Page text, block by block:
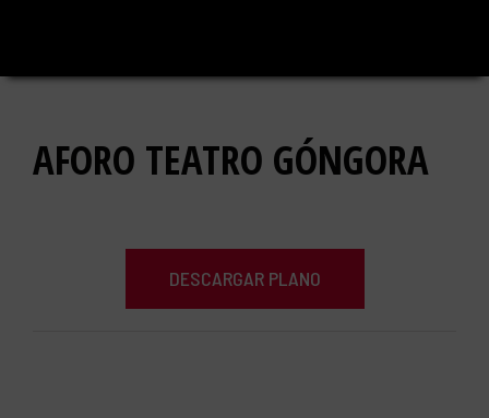
contenido
AFORO TEATRO GÓNGORA
DESCARGAR PLANO